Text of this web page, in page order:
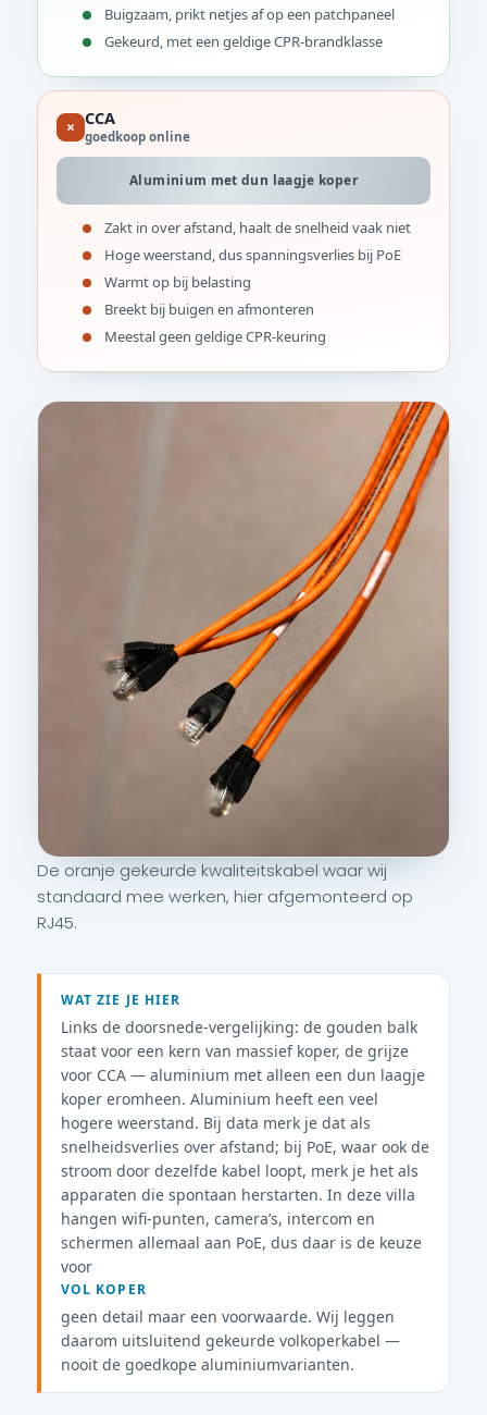
Buigzaam, prikt netjes af op een patchpaneel
Gekeurd, met een geldige CPR-brandklasse
× CCA
goedkoop online
Aluminium met dun laagje koper
Zakt in over afstand, haalt de snelheid vaak niet
Hoge weerstand, dus spanningsverlies bij PoE
Warmt op bij belasting
Breekt bij buigen en afmonteren
Meestal geen geldige CPR-keuring
De oranje gekeurde kwaliteitskabel waar wij
standaard mee werken, hier afgemonteerd op
RJ45.
WAT ZIE JE HIER
Links de doorsnede-vergelijking: de gouden balk
staat voor een kern van massief koper, de grijze
voor CCA — aluminium met alleen een dun laagje
koper eromheen. Aluminium heeft een veel
hogere weerstand. Bij data merk je dat als
snelheidsverlies over afstand; bij PoE, waar ook de
stroom door dezelfde kabel loopt, merk je het als
apparaten die spontaan herstarten. In deze villa
hangen wifi-punten, camera’s, intercom en
schermen allemaal aan PoE, dus daar is de keuze
voor
VOL KOPER
geen detail maar een voorwaarde. Wij leggen
daarom uitsluitend gekeurde volkoperkabel —
nooit de goedkope aluminiumvarianten.